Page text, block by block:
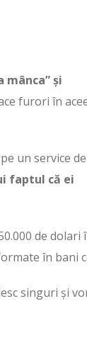
mânca” și
furori în
un service de
faptul că ei
de dolari
în bani
singuri și